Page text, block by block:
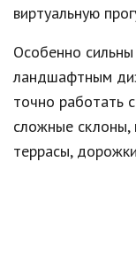
виртуальную
Особенно
ландшафтным
точно работать
сложные склоны,
террасы,